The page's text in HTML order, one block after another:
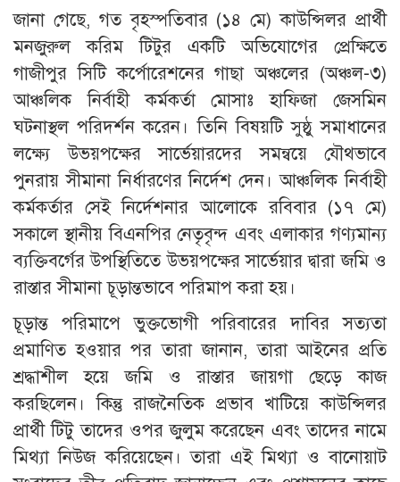
​জানা গেছে, গত বৃহস্পতিবার (১৪ মে) কাউন্সিলর প্রার্থী
মনজুরুল করিম টিটুর একটি অভিযোগের প্রেক্ষিতে
গাজীপুর সিটি কর্পোরেশনের গাছা অঞ্চলের (অঞ্চল-৩)
আঞ্চলিক নির্বাহী কর্মকর্তা মোসাঃ হাফিজা জেসমিন
ঘটনাস্থল পরিদর্শন করেন। তিনি বিষয়টি সুষ্ঠু সমাধানের
লক্ষ্যে উভয়পক্ষের সার্ভেয়ারদের সমন্বয়ে যৌথভাবে
পুনরায় সীমানা নির্ধারণের নির্দেশ দেন। আঞ্চলিক নির্বাহী
কর্মকর্তার সেই নির্দেশনার আলোকে রবিবার (১৭ মে)
সকালে স্থানীয় বিএনপির নেতৃবৃন্দ এবং এলাকার গণ্যমান্য
ব্যক্তিবর্গের উপস্থিতিতে উভয়পক্ষের সার্ভেয়ার দ্বারা জমি ও
রাস্তার সীমানা চূড়ান্তভাবে পরিমাপ করা হয়।
​চূড়ান্ত পরিমাপে ভুক্তভোগী পরিবারের দাবির সত্যতা
প্রমাণিত হওয়ার পর তারা জানান, তারা আইনের প্রতি
শ্রদ্ধাশীল হয়ে জমি ও রাস্তার জায়গা ছেড়ে কাজ
করছিলেন। কিন্তু রাজনৈতিক প্রভাব খাটিয়ে কাউন্সিলর
প্রার্থী টিটু তাদের ওপর জুলুম করেছেন এবং তাদের নামে
মিথ্যা নিউজ করিয়েছেন। তারা এই মিথ্যা ও বানোয়াট